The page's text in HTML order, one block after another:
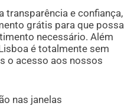
transparência e confiança,
grátis para que possa
necessário. Além
é totalmente sem
o acesso aos nossos
nas janelas